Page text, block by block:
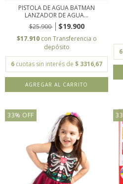
PISTOLA DE AGUA BATMAN
LANZADOR DE AGUA...
$25.900
$19.900
$17.910 con Transferencia o
depósito
6 cuotas sin interés de $ 3316,67
6
33% OFF 33